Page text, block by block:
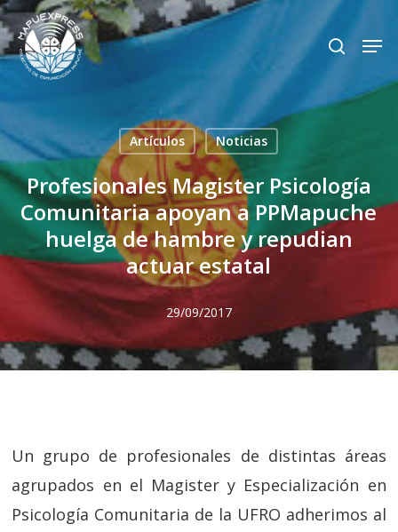
Skip
to
main
content
search
Artículos Noticias
Profesionales Magister Psicología
Comunitaria apoyan a PPMapuche
huelga de hambre y repudian
actuar estatal
29/09/2017
Un grupo de profesionales de distintas áreas
agrupados en el Magister y Especialización en
Psicología Comunitaria de la UFRO adherimos al
Close
Menu